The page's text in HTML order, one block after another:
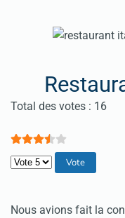
Vote utilisateur:3.5/
Total des votes : 16
Veuillez voter
Nous avions fait la